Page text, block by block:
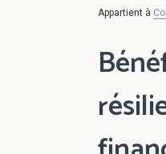
Appartient à